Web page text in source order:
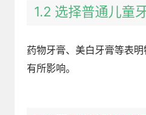
1.2 选择普通儿童
药物牙膏、美白牙膏等表
有所影响。